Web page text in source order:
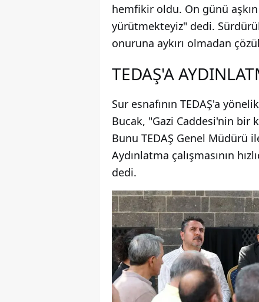
hemfikir oldu. On günü
yürütmekteyiz" dedi.
onuruna aykırı olmadan
TEDAŞ'A
Sur esnafının TEDAŞ'a
Bucak, "Gazi Caddesi'nin bir
Bunu TEDAŞ Genel Müdürü
Aydınlatma çalışmasının
dedi.